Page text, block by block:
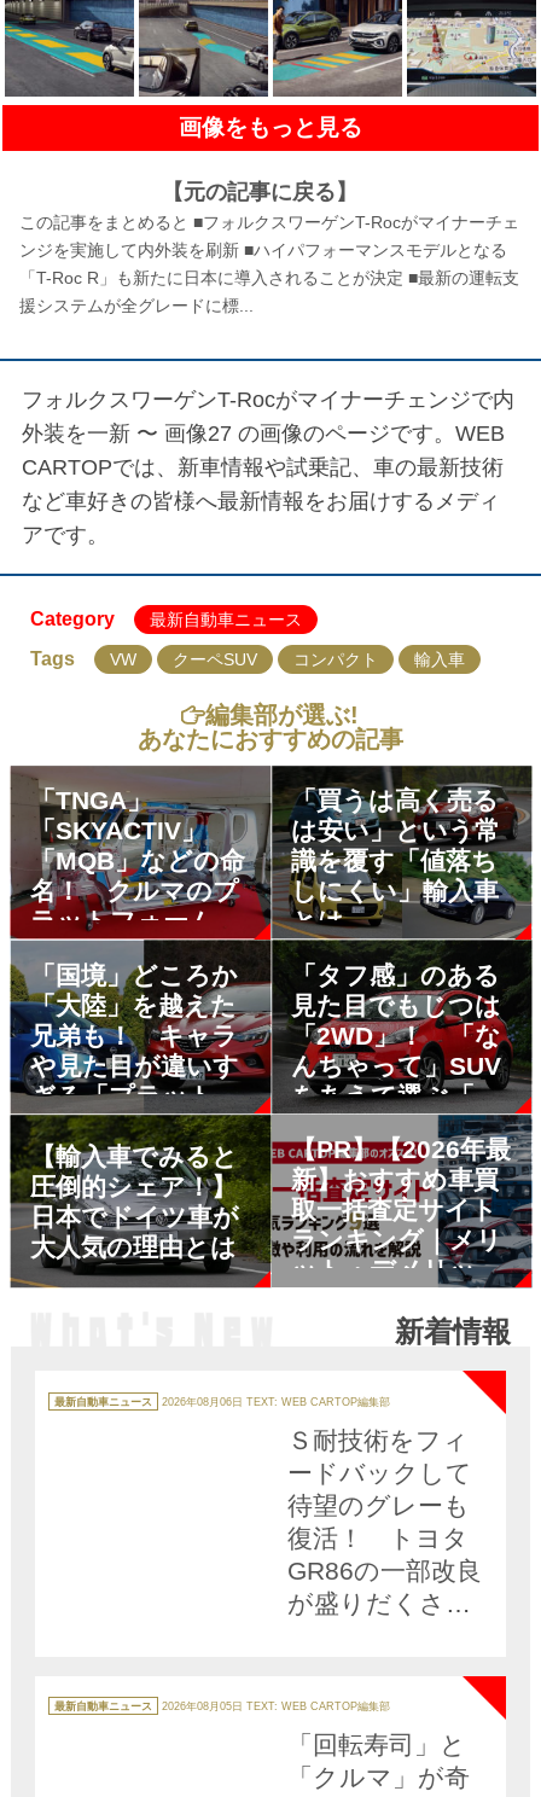
画像をもっと見る
【元の記事に戻る】
この記事をまとめると ■フォルクスワーゲンT-Rocがマイナーチェ
ンジを実施して内外装を刷新 ■ハイパフォーマンスモデルとなる
「T-Roc R」も新たに日本に導入されることが決定 ■最新の運転支
援システムが全グレードに標...
フォルクスワーゲンT-Rocがマイナーチェンジで内
外装を一新 〜 画像27 の画像のページです。WEB
CARTOPでは、新車情報や試乗記、車の最新技術
など車好きの皆様へ最新情報をお届けするメディ
アです。
Category 最新自動車ニュース
Tags VW クーペSUV コンパクト 輸入車
編集部が選ぶ!
あなたにおすすめの記事
「TNGA」
「SKYACTIV」
「MQB」などの命
名！ クルマのプ
ラットフォームが
突如「日の目」を
浴びるようになっ
たワケ
「買うは高く売る
は安い」という常
識を覆す「値落ち
しにくい」輸入車
とは
「国境」どころか
「大陸」を越えた
兄弟も！ キャラ
や見た目が違いす
ぎる「プラットフ
ォーム共用」のク
ルマ5組10台！
「タフ感」のある
見た目でもじつは
「2WD」！ 「な
んちゃって」SUV
をあえて選ぶ「意
外な」メリットと
は
【輸入車でみると
圧倒的シェア！】
日本でドイツ車が
大人気の理由とは
【PR】【2026年最
新】おすすめ車買
取一括査定サイト
ランキング｜メリ
ット・デメリット
新着情報
テ
ゴ
最新自動車ニュース 2026年08月06日 TEXT: WEB CARTOP編集部
NEW
Ｓ耐技術をフィ
ードバックして
待望のグレーも
復活！ トヨタ
GR86の一部改良
が盛りだくさん
テ
ゴ
最新自動車ニュース 2026年08月05日 TEXT: WEB CARTOP編集部
「回転寿司」と
「クルマ」が奇